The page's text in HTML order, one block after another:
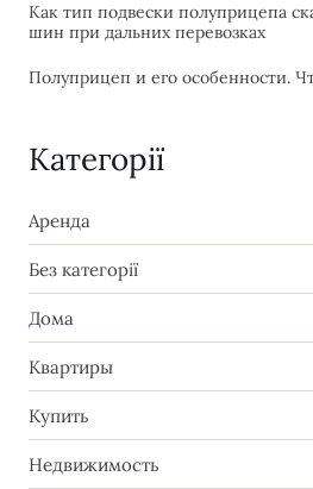
Как тип подвески полуприцепа
шин при дальних перевозках
Полуприцеп и его особенности.
Категорії
Аренда
Без категорії
Дома
Квартиры
Купить
Недвижимость